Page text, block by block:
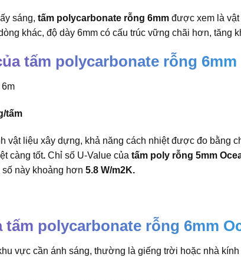
sáng, tấm polycarbonate rỗng 6mm được xem là
khác, độ dày 6mm có cấu trúc vững chãi hơn, tăng
tấm polycarbonate rỗng 6mm
6m
tấm
vật liệu xây dựng, khả năng cách nhiệt được đo bằng
càng tốt. Chỉ số U-Value của tấm poly rỗng 5mm
này khoảng hơn 5.8 W/m2K.
tấm polycarbonate rỗng 6mm
vực cần ánh sáng, thường là giếng trời hoặc nhà